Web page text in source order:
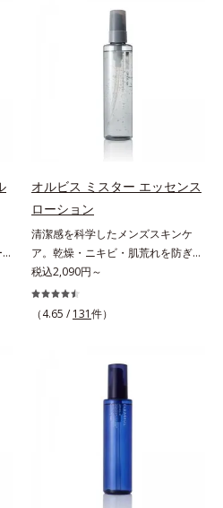
へ導く保湿成分、植物由来アミノ酸
（エルゴチオネイン）配合＝肌を整
え、すこやかに保つ保湿成分、微生
物由来アミノ酸（エクトイン）配合
＝乱れた角層にうるおいを与え、肌
荒れを防ぐ保湿成分*5 ウォッシュ
を除くLM＝さっぱり高保湿タイプ
（脂性肌～普通肌）RM＝しっとり
ていることの根本原因に着目。加齢
とともに現れる年齢サイン(*5)につ
いて研究を進めたところ、弾力感の
ない状態である「ハリのなさ」や、
くすみ(*6)などが現れている状態で
ある「透明感のなさ」が現れること
で大人の肌印象に大きな影響を与え
ていることが分かりました。そこで
オルビスユー ドットシリーズは美
容成分(*7)として「G.D.F.アクティ
ベーター(*8)」を配合。そして、従
来から配合している美白有効成分
「トラネキサム酸」を配合しまし
た。さらに、シリーズ共通の美容成
分(*7)「GLルートブースター(*9)」
を配合することで、肌のふっくら感
や透明感を叶えます。美白ケアしな
(*10)のハリと透明感を。効果的な
シナジー設計で、あなたのエイジン
グケアを応援します。*1 メラニン
の生成を抑え、シミ・ソバカスを防
るおいによる*5 乾燥、ハリ・ツヤ
オルビス ミスター エッセンス
ローション
清潔感を科学したメンズスキンケ
ア。乾燥・ニキビ・肌荒れを防ぎハ
リ・ツヤのある、好印象な清潔透明
肌(*1)へ。オルビス ミスターは、男
性の清潔感、爽やかさ、若々しさの
であること(*2)を業界で初めて発見
(*3)。ニキビ・肌荒れ予防有効成分
と保湿成分を新たに配合。これまで
の乾燥・テカリへのケアはそのまま
ローチする進化を遂げました。うる
税込2,090円～
（4.65 / 131件）